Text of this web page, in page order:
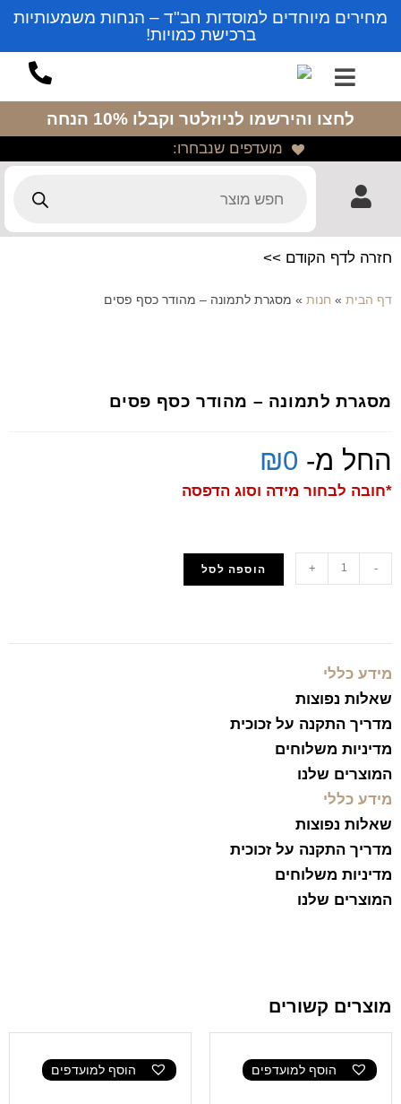
מחירים מיוחדים למוסדות חב"ד – הנחות משמעותיות
ברכישת כמויות!
לחצו והירשמו לניוזלטר וקבלו 10% הנחה
מועדפים שנבחרו:
חזרה לדף הקודם >>
דף הבית » חנות » מסגרת לתמונה – מהודר כסף פסים
מסגרת לתמונה – מהודר כסף פסים
החל מ- ₪0
*חובה לבחור מידה וסוג הדפסה
-
+ הוספה לסל
מידע כללי
שאלות נפוצות
מדריך התקנה על זכוכית
מדיניות משלוחים
המוצרים שלנו
מידע כללי
שאלות נפוצות
מדריך התקנה על זכוכית
מדיניות משלוחים
המוצרים שלנו
מוצרים קשורים
הוסף למועדפים הוסף למועדפים